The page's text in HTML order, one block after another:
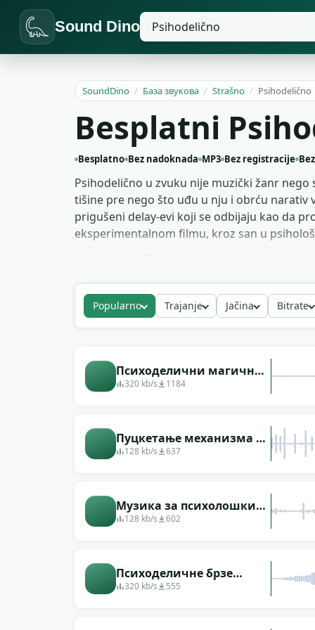
Sound Dino
SoundDino / База звукова / Strašno / Psihodelično
Besplatni
Besplatno Bez nadoknada MP3 Bez registracije
Psihodelično u zvuku nije muzički žanr
tišine pre nego što uđu u nju i obrću narativ
prigušeni delay-evi koji se odbijaju kao da
eksperimentalnom filmu, kroz san u
sci-fi sekvence sa promenom dimenzije ili
Preuzmi MP3 i percepcija se savija.
Popularno Trajanje Jačina Bitrate
Психоделични магични
ритам мистериозни
320 kb/s 1184
Пуцкетање механизма за
навијање
128 kb/s 637
Музика за психолошки
филм
128 kb/s 602
Психоделичне брзе
промене снажно утичу на
320 kb/s 555